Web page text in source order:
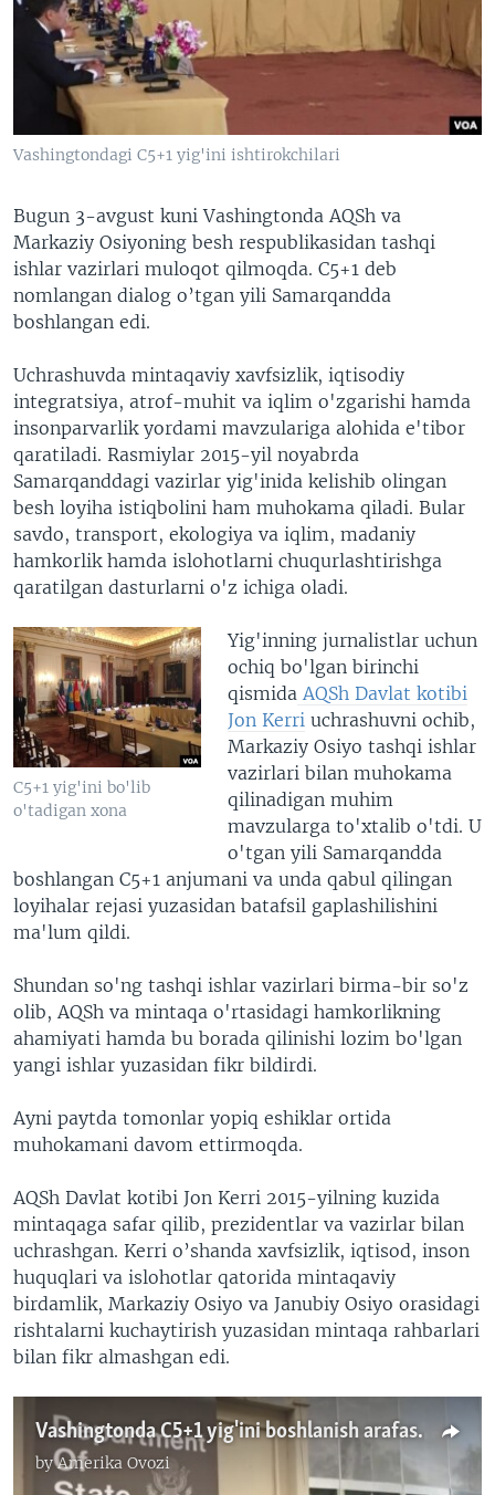
VIDEO
XABARLAR SURATLARDA
ODNOKLASSNIKI
TELEGRAM
TWITTER
SOUNDCLOUD
VOA
Vashingtondagi C5+1 yig'ini ishtirokchilari
Bugun 3-avgust kuni Vashingtonda AQSh va
Markaziy Osiyoning besh respublikasidan tashqi
ishlar vazirlari muloqot qilmoqda. C5+1 deb
nomlangan dialog o’tgan yili Samarqandda
boshlangan edi.
Uchrashuvda mintaqaviy xavfsizlik, iqtisodiy
integratsiya, atrof-muhit va iqlim o'zgarishi hamda
insonparvarlik yordami mavzulariga alohida e'tibor
qaratiladi. Rasmiylar 2015-yil noyabrda
Samarqanddagi vazirlar yig'inida kelishib olingan
besh loyiha istiqbolini ham muhokama qiladi. Bular
savdo, transport, ekologiya va iqlim, madaniy
hamkorlik hamda islohotlarni chuqurlashtirishga
qaratilgan dasturlarni o'z ichiga oladi.
C5+1 yig'ini bo'lib
o'tadigan xona
Yig'inning jurnalistlar uchun
ochiq bo'lgan birinchi
qismida AQSh Davlat kotibi
Jon Kerri uchrashuvni ochib,
Markaziy Osiyo tashqi ishlar
vazirlari bilan muhokama
qilinadigan muhim
mavzularga to'xtalib o'tdi. U
o'tgan yili Samarqandda
boshlangan C5+1 anjumani va unda qabul qilingan
loyihalar rejasi yuzasidan batafsil gaplashilishini
ma'lum qildi.
Shundan so'ng tashqi ishlar vazirlari birma-bir so'z
olib, AQSh va mintaqa o'rtasidagi hamkorlikning
ahamiyati hamda bu borada qilinishi lozim bo'lgan
yangi ishlar yuzasidan fikr bildirdi.
Ayni paytda tomonlar yopiq eshiklar ortida
muhokamani davom ettirmoqda.
AQSh Davlat kotibi Jon Kerri 2015-yilning kuzida
mintaqaga safar qilib, prezidentlar va vazirlar bilan
uchrashgan. Kerri o’shanda xavfsizlik, iqtisod, inson
huquqlari va islohotlar qatorida mintaqaviy
birdamlik, Markaziy Osiyo va Janubiy Osiyo orasidagi
rishtalarni kuchaytirish yuzasidan mintaqa rahbarlari
bilan fikr almashgan edi.
Vashingtonda C5+1 yig'ini boshlanish arafasida
byAmerika Ovozi